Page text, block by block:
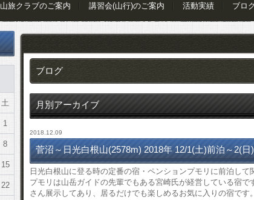
山旅クラブのご案内 講習会(山行)のご案内 活動実績 ブロ
ブログ
月別アーカイブ
2018.12.09
菅沼～日光白根山(2578m) 2018年 12/1(土)前泊～2(日)
日光白根山に登る時の定番の宿・ペンションプモリに前泊し
プモリは山岳ガイドの先輩でもある宮崎氏が経営している宿
さん展示してあり、居るだけでも楽しめるお気に入りの宿です。
土
1
8
15
22